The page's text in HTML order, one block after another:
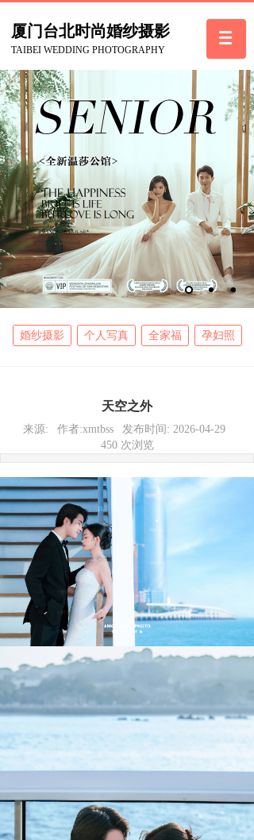
厦门台北时尚婚纱摄影
TAIBEI WEDDING PHOTOGRAPHY
婚纱摄影 个人写真 全家福 孕妇照
天空之外
来源: 作者:xmtbss 发布时间: 2026-04-29
450 次浏览